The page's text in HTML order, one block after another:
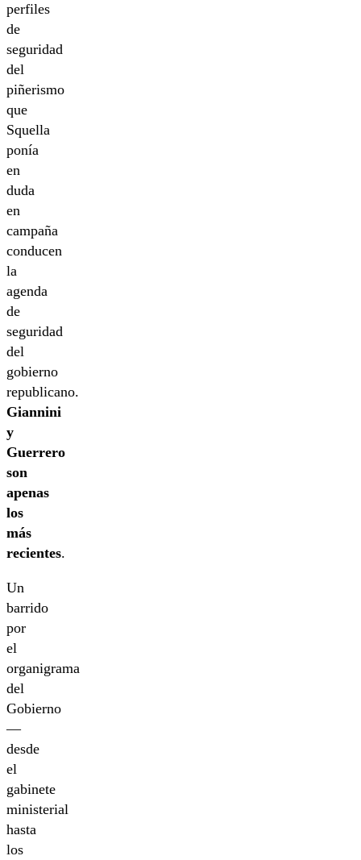
perfiles
de
seguridad
del
piñerismo
que
Squella
ponía
en
duda
en
campaña
conducen
la
agenda
de
seguridad
del
gobierno
republicano.
Giannini
y
Guerrero
son
apenas
los
más
recientes.
Un
barrido
por
el
organigrama
del
Gobierno
—
desde
el
gabinete
ministerial
hasta
los